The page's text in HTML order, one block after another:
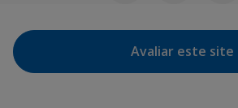
Avaliar este site